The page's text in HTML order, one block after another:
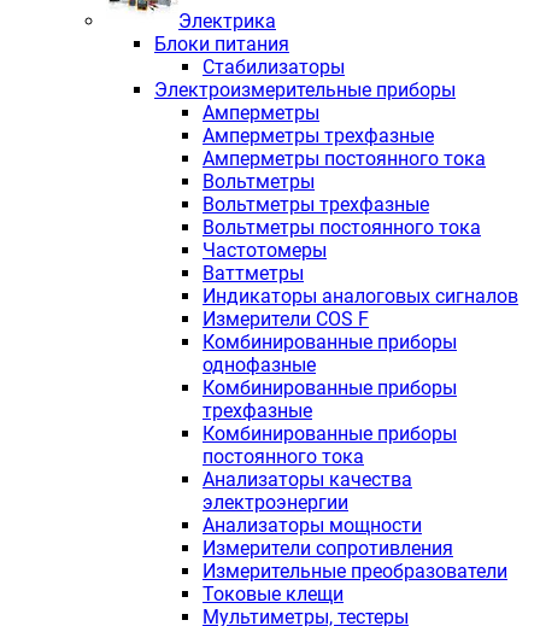
Электрика
Блоки питания
Стабилизаторы
Электроизмерительные приборы
Амперметры
Амперметры трехфазные
Амперметры постоянного тока
Вольтметры
Вольтметры трехфазные
Вольтметры постоянного тока
Частотомеры
Ваттметры
Индикаторы аналоговых сигналов
Измерители COS F
Комбинированные приборы
однофазные
Комбинированные приборы
трехфазные
Комбинированные приборы
постоянного тока
Анализаторы качества
электроэнергии
Анализаторы мощности
Измерители сопротивления
Измерительные преобразователи
Токовые клещи
Мультиметры, тестеры